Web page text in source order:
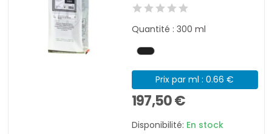
Quantité : 300 ml
Prix par ml : 0.66 €
197,50 €
Disponibilité: En stock